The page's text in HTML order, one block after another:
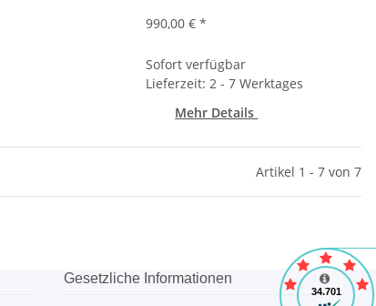
990,00 €*
Sofort verfügbar
Lieferzeit: 2 - 7 Werktages
Mehr Details
Artikel 1 - 7 von 7
Gesetzliche Informationen